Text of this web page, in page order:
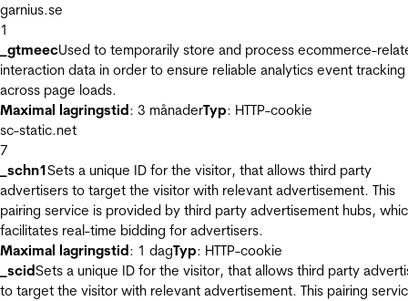
garnius.se
1
_gtmeecUsed to temporarily store and process ecommerce-
interaction data in order to ensure reliable analytics event tracking
across page loads.
Maximal lagringstid: 3 månaderTyp: HTTP-cookie
sc-static.net
7
_schn1Sets a unique ID for the visitor, that allows third party
advertisers to target the visitor with relevant advertisement. This
pairing service is provided by third party advertisement hubs,
facilitates real-time bidding for advertisers.
Maximal lagringstid: 1 dagTyp: HTTP-cookie
_scidSets a unique ID for the visitor, that allows third party
to target the visitor with relevant advertisement. This pairing